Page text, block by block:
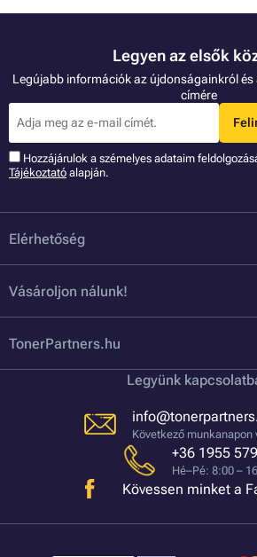
Legyen az elsők
Legújabb információk az újdonságainkról
címére
Hozzájárulok a szémelyes adataim
Tájékoztató alapján.
Elérhetőség
Vásároljon nálunk!
TonerPartners.hu
Legyünk
Következő munkanapon
+36 1955
Hé–Pé: 8:00 –
Kövessen minket a